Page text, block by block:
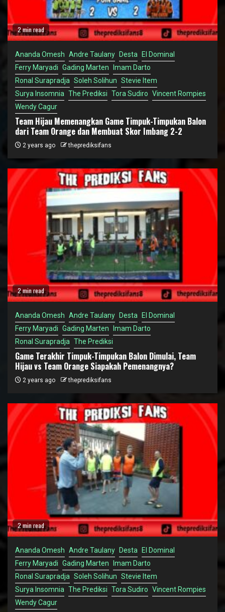
2 min read
Ananda Omesh Andre Taulany Desta
El Dominal
Ferry Maryadi Gading Marten
Imam Darto
Ronal Surapradja Soleh Solihun Stevie Item
Surya Insomnia The Prediksi Tora Sudiro Vincent Rompies
Wendy Cagur
Team Hijau Memenangkan Game Timpuk-Timpukan Balon
dari Team Orange dan Membuat Skor Imbang 2-2
2 years ago theprediksifans
2 min read
Ananda Omesh Andre Taulany Desta
El Dominal
Ferry Maryadi Gading Marten
Imam Darto
Ronal Surapradja The Prediksi
Game Terakhir Timpuk-Timpukan Balon Dimulai, Team
Hijau vs Team Orange Siapakah Pemenangnya?
2 years ago theprediksifans
2 min read
Ananda Omesh Andre Taulany Desta
El Dominal
Ferry Maryadi Gading Marten
Imam Darto
Ronal Surapradja Soleh Solihun Stevie Item
Surya Insomnia The Prediksi Tora Sudiro Vincent Rompies
Wendy Cagur